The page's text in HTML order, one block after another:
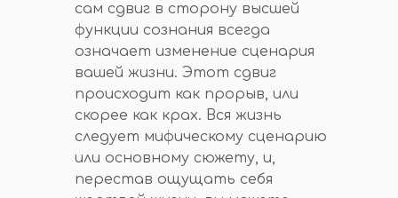
сам сдвиг в сторону высшей
функции сознания всегда
означает изменение сценария
вашей жизни. Этот сдвиг
происходит как прорыв, или
скорее как крах. Вся жизнь
следует мифическому сценарию
или основному сюжету, и,
перестав ощущать себя